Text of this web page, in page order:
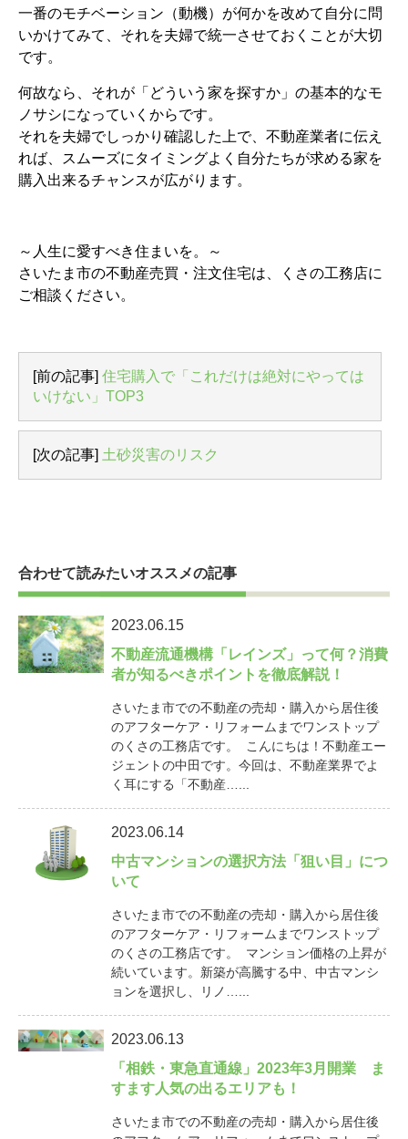
一番のモチベーション（動機）が何かを改めて自分に問
いかけてみて、それを夫婦で統一させておくことが大切
です。
何故なら、それが「どういう家を探すか」の基本的なモ
ノサシになっていくからです。
それを夫婦でしっかり確認した上で、不動産業者に伝え
れば、スムーズにタイミングよく自分たちが求める家を
購入出来るチャンスが広がります。
～人生に愛すべき住まいを。～
さいたま市の不動産売買・注文住宅は、くさの工務店に
ご相談ください。
[前の記事] 住宅購入で「これだけは絶対にやっては
いけない」TOP3
[次の記事] 土砂災害のリスク
合わせて読みたいオススメの記事
2023.06.15
不動産流通機構「レインズ」って何？消費
者が知るべきポイントを徹底解説！
さいたま市での不動産の売却・購入から居住後
のアフターケア・リフォームまでワンストップ
のくさの工務店です。 こんにちは！不動産エー
ジェントの中田です。今回は、不動産業界でよ
く耳にする「不動産…...
2023.06.14
中古マンションの選択方法「狙い目」につ
いて
さいたま市での不動産の売却・購入から居住後
のアフターケア・リフォームまでワンストップ
のくさの工務店です。 マンション価格の上昇が
続いています。新築が高騰する中、中古マンシ
ョンを選択し、リノ…...
2023.06.13
「相鉄・東急直通線」2023年3月開業 ま
すます人気の出るエリアも！
さいたま市での不動産の売却・購入から居住後